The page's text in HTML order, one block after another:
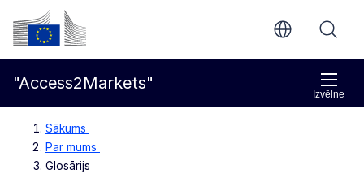
Pāriet uz galveno saturu
Eiropas Komisija
Izvēlne
"Access2Markets"
Sākums
Par mums
Glosārijs